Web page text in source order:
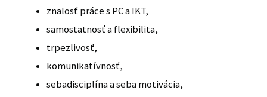
znalosť práce s PC a IKT,
samostatnosť a flexibilita,
trpezlivosť,
komunikatívnosť,
sebadisciplína a seba motivácia,